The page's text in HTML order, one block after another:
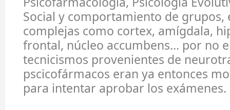
Social y comportamiento de grupos,
complejas como cortex, amígdala,
frontal, núcleo accumbens… por no
tecnicismos provenientes de
pscicofármacos eran ya entonces
para intentar aprobar los exámenes.